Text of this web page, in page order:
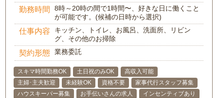
勤務時間
8時～20時の間で1時間〜、好きな日に働くこと
が可能です。(候補の日時から選択)
仕事内容
キッチン、トイレ、お風呂、洗面所、リビン
グ、その他のお掃除
契約形態 業務委託
スキマ時間勤務OK 土日祝のみOK
高収入可能
主婦･主夫歓迎
未経験OK 資格不要
家事代行スタッフ募集
ハウスキーパー募集
お手伝いさんの求人 インセンティブあり